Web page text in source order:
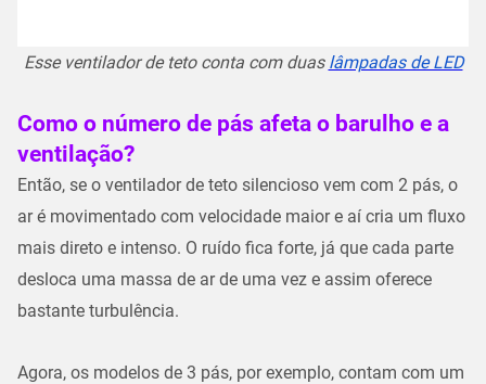
Esse ventilador de teto conta com duas lâmpadas de LED
Como o número de pás afeta o barulho e a
ventilação?
Então, se o ventilador de teto silencioso vem com 2 pás, o
ar é movimentado com velocidade maior e aí cria um fluxo
mais direto e intenso. O ruído fica forte, já que cada parte
desloca uma massa de ar de uma vez e assim oferece
bastante turbulência.
Agora, os modelos de 3 pás, por exemplo, contam com um